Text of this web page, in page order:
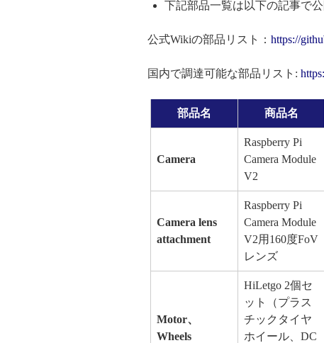
下記部品一覧は以下の記事で
公式Wikiの部品リスト： https://
国内で調達可能な部品リスト:
部品名 商品名
Camera
Raspberry Pi
Camera Module
V2
Camera lens
attachment
Raspberry Pi
Camera Module
V2用160度FoV
レンズ
Motor、
Wheels
HiLetgo 2個セ
ット（プラス
チックタイヤ
ホイール、DC